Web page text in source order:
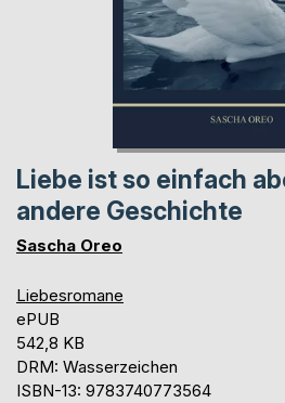
Liebe ist so einfach
andere Geschichte
Sascha Oreo
Liebesromane
ePUB
542,8 KB
DRM: Wasserzeichen
ISBN-13: 9783740773564